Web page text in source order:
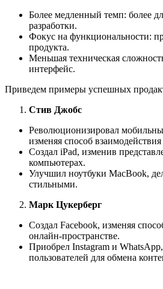
Более медленный темп: более
разработки.
Фокус на функциональности:
продукта.
Меньшая техническая
интерфейс.
Приведем примеры успешных
Стив Джобс
Революционизировал
изменяя способ
Создал iPad, изменив
компьютерах.
Улучшил ноутбуки MacBook,
стильными.
Марк Цукерберг
Создал Facebook, изменяя
онлайн-пространстве.
Приобрел Instagram и
пользователей для обмена